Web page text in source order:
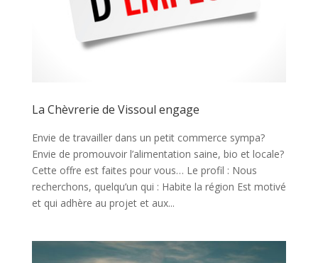
La Chèvrerie de Vissoul engage
Envie de travailler dans un petit commerce sympa?
Envie de promouvoir l’alimentation saine, bio et locale?
Cette offre est faites pour vous… Le profil : Nous
recherchons, quelqu’un qui : Habite la région Est motivé
et qui adhère au projet et aux...